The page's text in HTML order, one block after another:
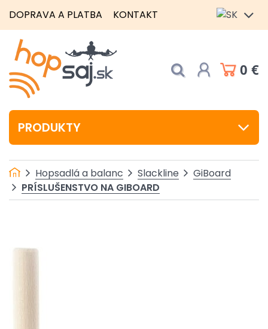
DOPRAVA A PLATBA KONTAKT
0 €
PRODUKTY
Hopsadlá a balanc Slackline
GiBoard
PRÍSLUŠENSTVO NA GIBOARD